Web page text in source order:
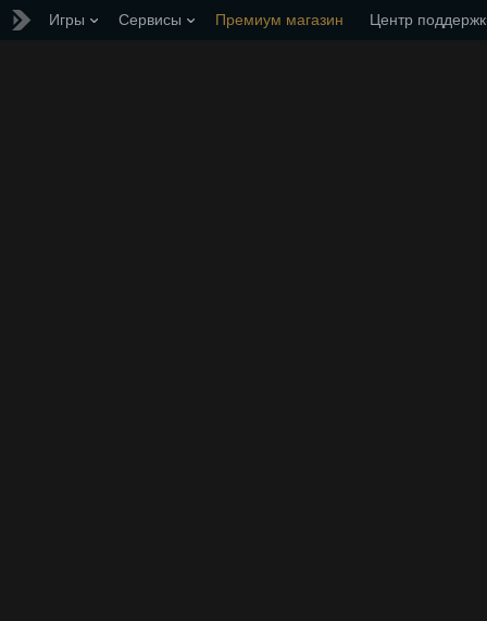
Игры Сервисы Премиум магазин Центр